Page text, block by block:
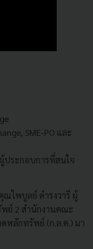
SME-PO และ
ระกอบการที่สนใจ
ณไพบูลย์ ดำรงวารี ผู้
ย์ 2 สำนักงานคณะ
หลักทรัพย์ (ก.ล.ต.) มา